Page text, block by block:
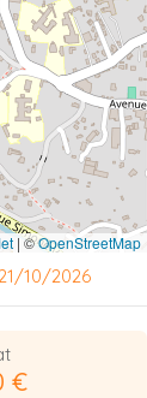
| ©OpenStreetMap
10/2026
€